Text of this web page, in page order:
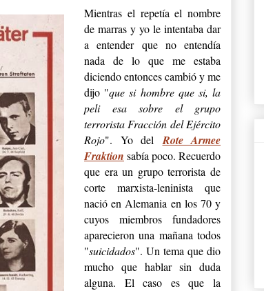
Mientras el repetía el nombre
de marras y yo le intentaba dar
a entender que no entendía
nada de lo que me estaba
diciendo entonces cambió y me
dijo "que si hombre que si, la
peli esa sobre el grupo
terrorista Fracción del Ejército
Rojo". Yo del Rote Armee
Fraktion sabía poco. Recuerdo
que era un grupo terrorista de
corte marxista-leninista que
nació en Alemania en los 70 y
cuyos miembros fundadores
aparecieron una mañana todos
"suicidados". Un tema que dio
mucho que hablar sin duda
alguna. El caso es que la